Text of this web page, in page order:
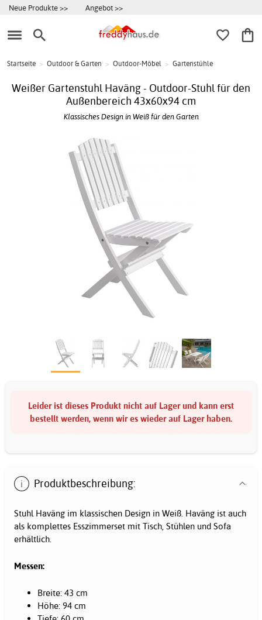
Neue Produkte >> Angebot >>
Startseite > Outdoor & Garten > Outdoor-Möbel > Gartenstühle
Weißer Gartenstuhl Haväng - Outdoor-Stuhl für den
Außenbereich 43x60x94 cm
Klassisches Design in Weiß für den Garten
Leider ist dieses Produkt nicht auf Lager und kann erst
bestellt werden, wenn wir es wieder auf Lager haben.
Produktbeschreibung:
Stuhl Haväng im klassischen Design in Weiß. Haväng ist auch
als komplettes Esszimmerset mit Tisch, Stühlen und Sofa
erhältlich.
Messen:
Breite: 43 cm
Höhe: 94 cm